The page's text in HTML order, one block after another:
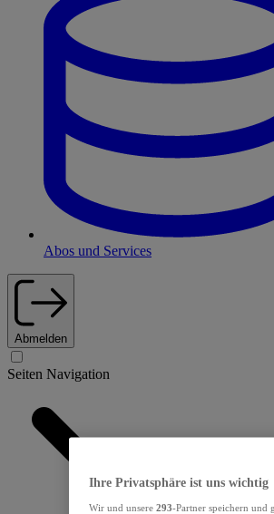
Abos und Services
Abmelden
Seiten Navigation
Ihre Privatsphäre ist uns wichtig
Wir und unsere 293-Partner speichern und